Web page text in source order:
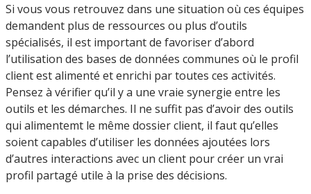
Si vous vous retrouvez dans une situation où ces équipes
demandent plus de ressources ou plus d’outils
spécialisés, il est important de favoriser d’abord
l’utilisation des bases de données communes où le profil
client est alimenté et enrichi par toutes ces activités.
Pensez à vérifier qu’il y a une vraie synergie entre les
outils et les démarches. Il ne suffit pas d’avoir des outils
qui alimentemt le même dossier client, il faut qu’elles
soient capables d’utiliser les données ajoutées lors
d’autres interactions avec un client pour créer un vrai
profil partagé utile à la prise des décisions.